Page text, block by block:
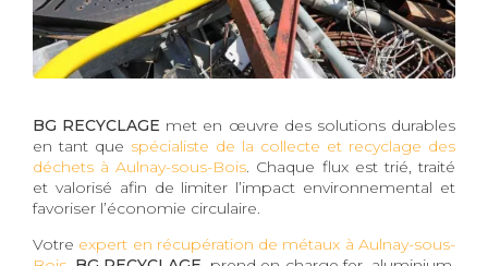
BG RECYCLAGE met en œuvre des solutions durables
en tant que spécialiste de la collecte et recyclage des
déchets à Aulnay-sous-Bois. Chaque flux est trié, traité
et valorisé afin de limiter l’impact environnemental et
favoriser l’économie circulaire.
Votre expert en récupération de métaux à Aulnay-sous-